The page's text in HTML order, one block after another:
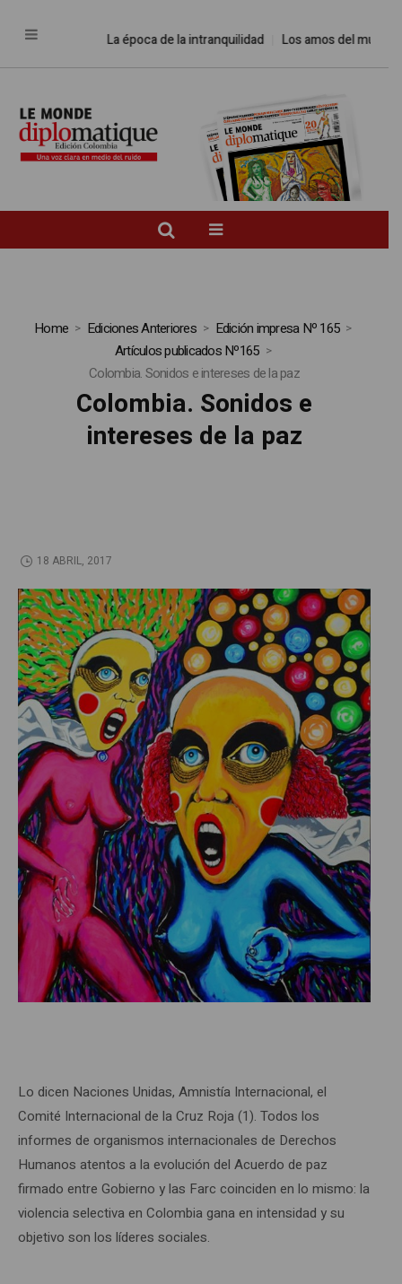
La época de la intranquilidad Los amos del mundo
Home Ediciones Anteriores
Edición impresa Nº 165
Artículos publicados Nº165
Colombia. Sonidos e intereses de la paz
Colombia. Sonidos e
intereses de la paz
18 ABRIL, 2017
Lo dicen Naciones Unidas, Amnistía Internacional, el
Comité Internacional de la Cruz Roja (1). Todos los
informes de organismos internacionales de Derechos
Humanos atentos a la evolución del Acuerdo de paz
firmado entre Gobierno y las Farc coinciden en lo mismo: la
violencia selectiva en Colombia gana en intensidad y su
objetivo son los líderes sociales.